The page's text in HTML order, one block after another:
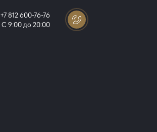
+7 812 600-76-76
С 9:00 до 20:00